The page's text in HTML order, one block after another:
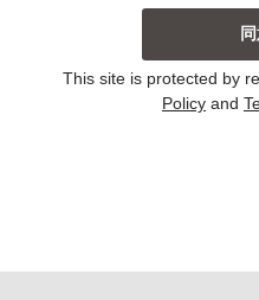
ております。収集し
下の通りです。その
は、その都度明示し
お問い合わせに
This site is protected by
Policy and